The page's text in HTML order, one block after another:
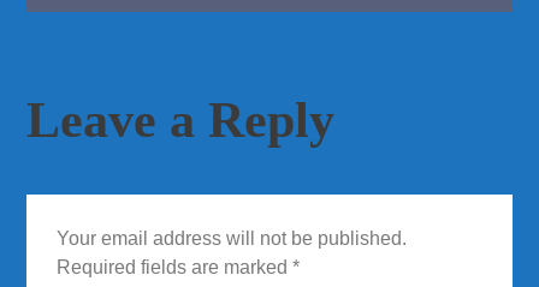
Leave a Reply
Your email address will not be published.
Required fields are marked*